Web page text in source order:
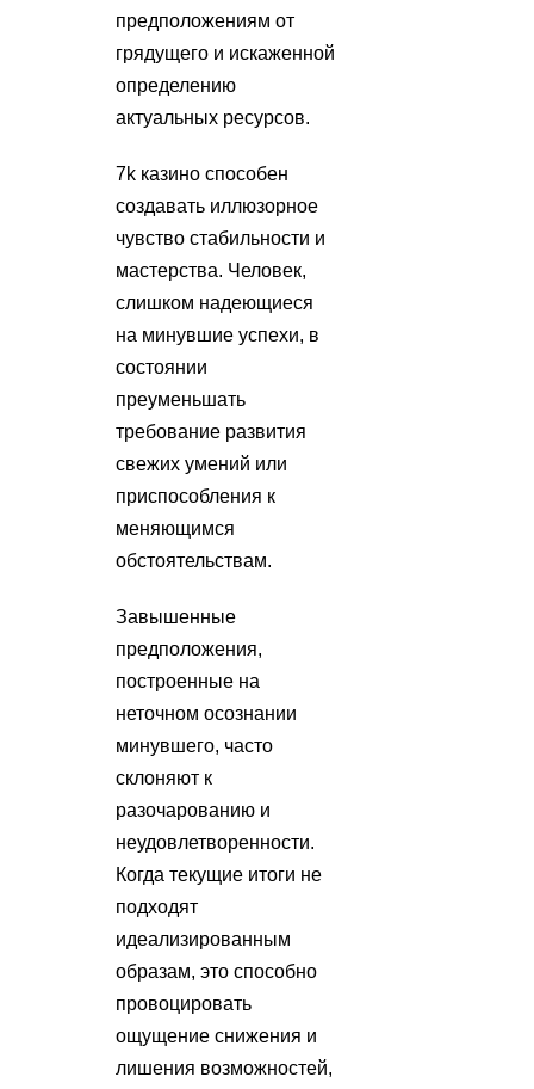
предположениям от
грядущего и искаженной
определению
актуальных ресурсов.
7k казино способен
создавать иллюзорное
чувство стабильности и
мастерства. Человек,
слишком надеющиеся
на минувшие успехи, в
состоянии
преуменьшать
требование развития
свежих умений или
приспособления к
меняющимся
обстоятельствам.
Завышенные
предположения,
построенные на
неточном осознании
минувшего, часто
склоняют к
разочарованию и
неудовлетворенности.
Когда текущие итоги не
подходят
идеализированным
образам, это способно
провоцировать
ощущение снижения и
лишения возможностей,